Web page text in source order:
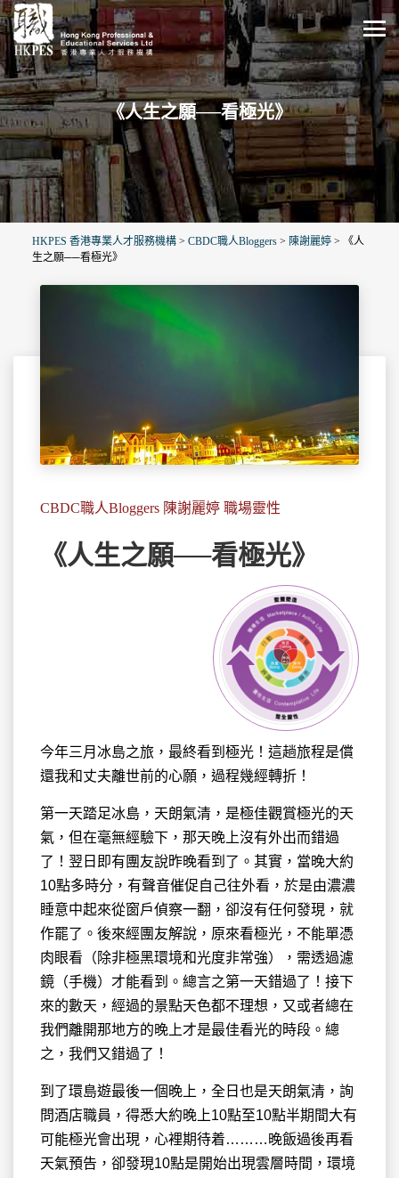
《人生之願──看極光》
HKPES 香港專業人才服務機構 > CBDC職人Bloggers > 陳謝麗婷 >
《人
生之願──看極光》
CBDC職人Bloggers 陳謝麗婷 職場靈性
《人生之願──看極光》
今年三月冰島之旅，最終看到極光！這趟旅程是償
還我和丈夫離世前的心願，過程幾經轉折！
第一天踏足冰島，天朗氣清，是極佳觀賞極光的天
氣，但在毫無經驗下，那天晚上沒有外出而錯過
了！翌日即有團友說昨晚看到了。其實，當晚大約
10點多時分，有聲音催促自己往外看，於是由濃濃
睡意中起來從窗戶偵察一翻，卻沒有任何發現，就
作罷了。後來經團友解說，原來看極光，不能單憑
肉眼看（除非極黑環境和光度非常強），需透過濾
鏡（手機）才能看到。總言之第一天錯過了！接下
來的數天，經過的景點天色都不理想，又或者總在
我們離開那地方的晚上才是最佳看光的時段。總
之，我們又錯過了！
到了環島遊最後一個晚上，全日也是天朗氣清，詢
問酒店職員，得悉大約晚上10點至10點半期間大有
可能極光會出現，心裡期待着………晚飯過後再看
天氣預告，卻發現10點是開始出現雲層時間，環境